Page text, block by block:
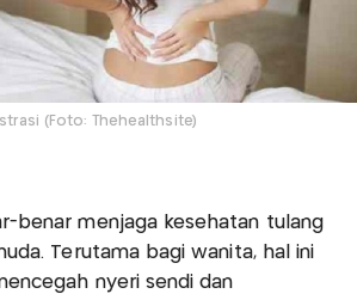
(Foto: Thehealthsite)
benar menjaga kesehatan tulang
Terutama bagi wanita, hal ini
nyeri sendi dan